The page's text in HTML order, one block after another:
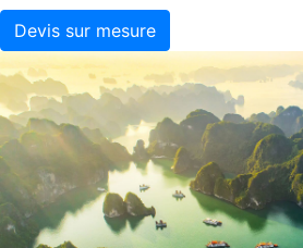
Devis sur mesure